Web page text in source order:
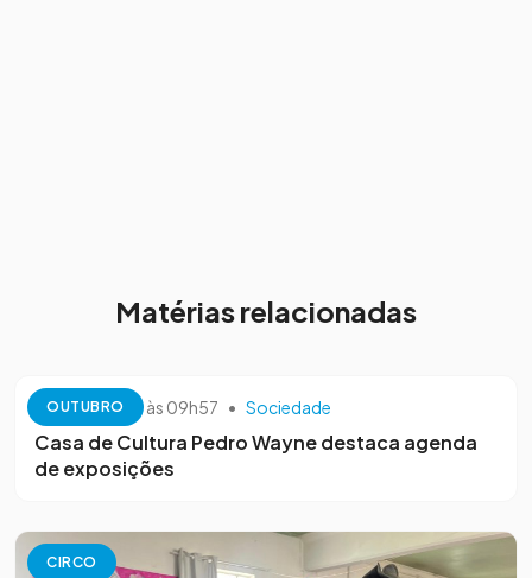
Matérias relacionadas
OUTUBRO
13 de outubro às 09h57 • Sociedade
Casa de Cultura Pedro Wayne destaca agenda
de exposições
CIRCO